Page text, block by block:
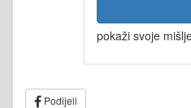
pokaži svoje
Podijeli